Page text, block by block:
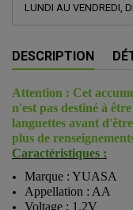
LUNDI AU VENDREDI,
DESCRIPTION
Attention : Cet
n'est pas destiné à
languettes avant
plus de
Caractéristiques :
Marque : YUASA
Appellation : AA
Voltage : 1.2V